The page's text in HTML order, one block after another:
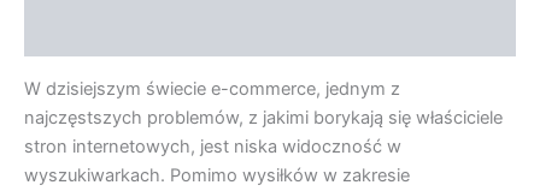
W dzisiejszym świecie e-commerce, jednym z
najczęstszych problemów, z jakimi borykają się właściciele
stron internetowych, jest niska widoczność w
wyszukiwarkach. Pomimo wysiłków w zakresie